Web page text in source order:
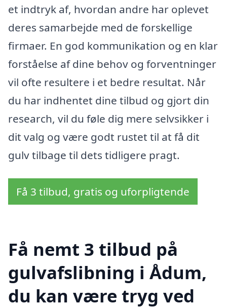
et indtryk af, hvordan andre har oplevet
deres samarbejde med de forskellige
firmaer. En god kommunikation og en klar
forståelse af dine behov og forventninger
vil ofte resultere i et bedre resultat. Når
du har indhentet dine tilbud og gjort din
research, vil du føle dig mere selvsikker i
dit valg og være godt rustet til at få dit
gulv tilbage til dets tidligere pragt.
Få 3 tilbud, gratis og uforpligtende
Få nemt 3 tilbud på
gulvafslibning i Ådum,
du kan være tryg ved